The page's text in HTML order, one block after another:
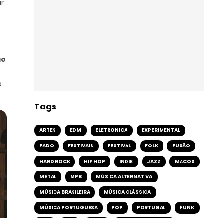
Tags
ARTES EDM ELETRONICA EXPERIMENTAL
FADO FESTIVAIS FESTIVAL FOLK FUSÃO
HARD ROCK HIP HOP INDIE JAZZ MACOS
METAL MPB MÚSICA ALTERNATIVA
MÚSICA BRASILEIRA MÚSICA CLÁSSICA
MÚSICA PORTUGUESA POP PORTUGAL PUNK